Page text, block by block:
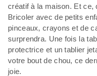
créatif à la maison. Et ce,
Bricoler avec de petits
pinceaux, crayons et de
surprendra. Une fois la
protectrice et un tablier
votre bout de chou, ce
joie.